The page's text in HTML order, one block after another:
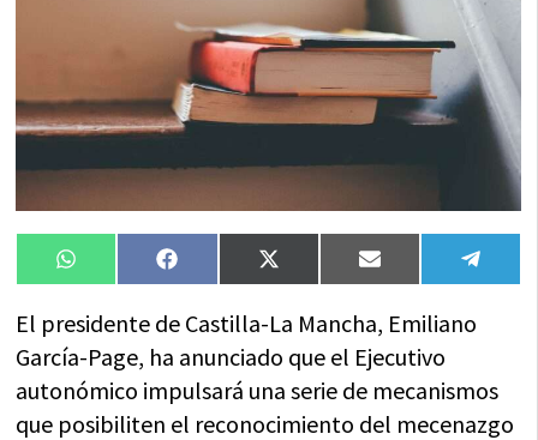
Compartir
en
WhatsAppCompartir
en
FacebookCompartir
en
X
(Twitter)
Compartir
en
Email
en
El presidente de Castilla-La Mancha, Emiliano
García-Page, ha anunciado que el Ejecutivo
autonómico impulsará una serie de mecanismos
que posibiliten el reconocimiento del mecenazgo